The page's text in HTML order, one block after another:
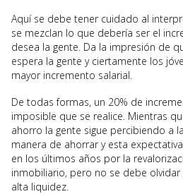
Aquí se debe tener cuidado al
se mezclan lo que debería ser el
desea la gente. Da la impresión de
espera la gente y ciertamente los
mayor incremento salarial.
De todas formas, un 20% de
imposible que se realice. Mientras
ahorro la gente sigue percibiendo a
manera de ahorrar y esta
en los últimos años por la
inmobiliario, pero no se debe
alta liquidez.